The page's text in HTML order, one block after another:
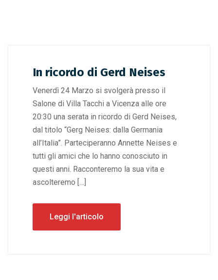
In ricordo di Gerd Neises
Venerdì 24 Marzo si svolgerà presso il
Salone di Villa Tacchi a Vicenza alle ore
20:30 una serata in ricordo di Gerd Neises,
dal titolo “Gerg Neises: dalla Germania
all’Italia”. Parteciperanno Annette Neises e
tutti gli amici che lo hanno conosciuto in
questi anni. Racconteremo la sua vita e
ascolteremo […]
Leggi l'articolo